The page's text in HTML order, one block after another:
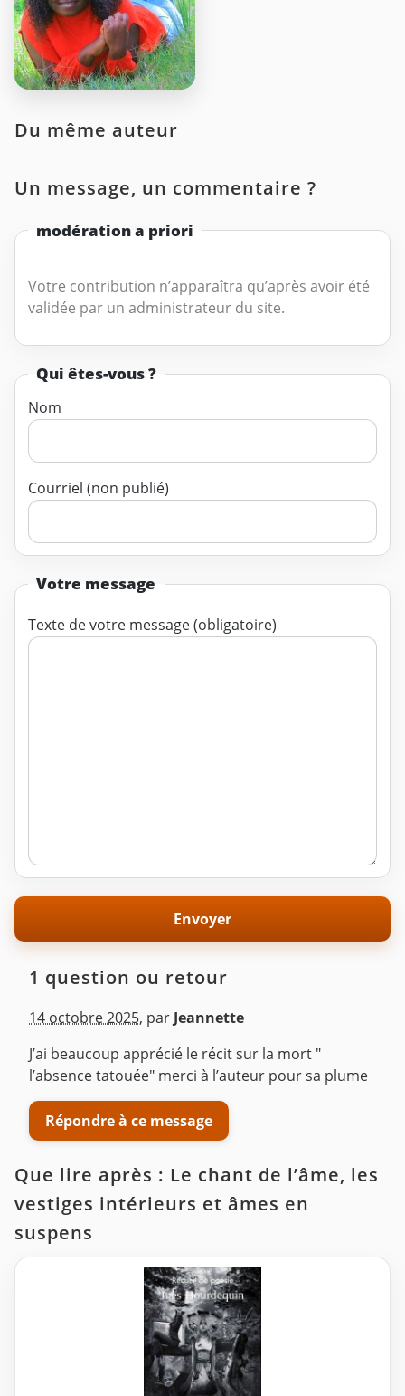
Du même auteur
Un message, un commentaire ?
modération a priori
Votre contribution n’apparaîtra qu’après avoir été
validée par un administrateur du site.
Qui êtes-vous ?
Nom
Courriel (non publié)
Votre message
Texte de votre message (obligatoire)
1 question ou retour
14 octobre 2025, par Jeannette
J’ai beaucoup apprécié le récit sur la mort "
l’absence tatouée" merci à l’auteur pour sa plume
Répondre à ce message
Que lire après : Le chant de l’âme, les
vestiges intérieurs et âmes en
suspens